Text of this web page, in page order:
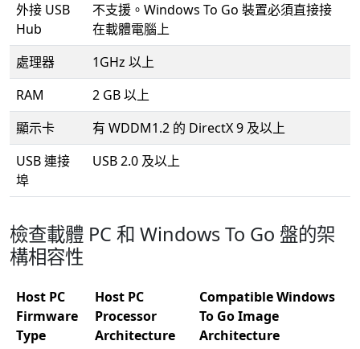
外接 USB
Hub
不支援。Windows To Go 裝置必須直接接
在載體電腦上
處理器
1GHz 以上
RAM
2 GB 以上
顯示卡
有 WDDM1.2 的 DirectX 9 及以上
USB 連接
埠
USB 2.0 及以上
檢查載體 PC 和 Windows To Go 盤的架
構相容性
Host PC
Firmware
Type
Host PC
Processor
Architecture
Compatible Windows
To Go Image
Architecture